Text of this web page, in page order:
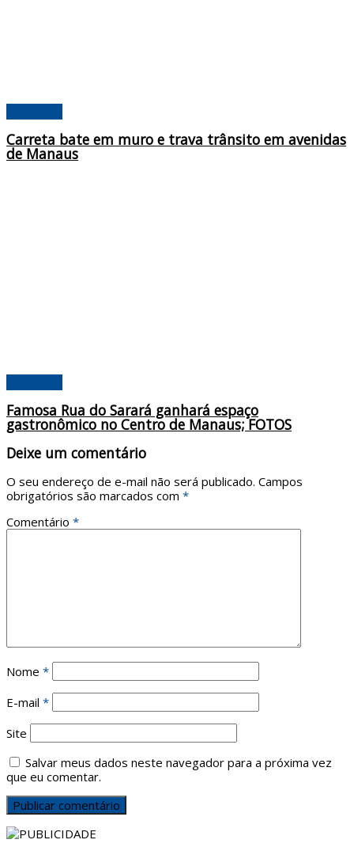
Carreta bate em muro e trava trânsito em avenidas
de Manaus
Famosa Rua do Sarará ganhará espaço
gastronômico no Centro de Manaus; FOTOS
Deixe um comentário
O seu endereço de e-mail não será publicado. Campos
obrigatórios são marcados com *
Comentário *
Nome *
E-mail *
Site
Salvar meus dados neste navegador para a próxima vez
que eu comentar.